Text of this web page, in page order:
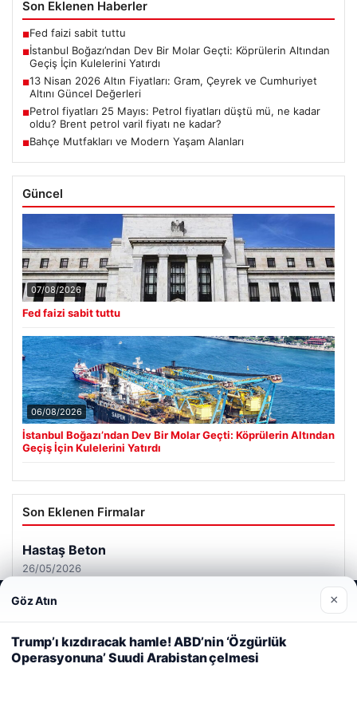
Son Eklenen Haberler
■Fed faizi sabit tuttu
■İstanbul Boğazı’ndan Dev Bir Molar Geçti: Köprülerin Altından
Geçiş İçin Kulelerini Yatırdı
■13 Nisan 2026 Altın Fiyatları: Gram, Çeyrek ve Cumhuriyet
Altını Güncel Değerleri
■Petrol fiyatları 25 Mayıs: Petrol fiyatları düştü mü, ne kadar
oldu? Brent petrol varil fiyatı ne kadar?
■Bahçe Mutfakları ve Modern Yaşam Alanları
Güncel
07/08/2026
Fed faizi sabit tuttu
06/08/2026
İstanbul Boğazı’ndan Dev Bir Molar Geçti: Köprülerin Altından
Geçiş İçin Kulelerini Yatırdı
Son Eklenen Firmalar
Hastaş Beton
26/05/2026
Web sitemizi nasıl kullandığınızı daha iyi anlayabilmek,
deneyiminizi kişiselleştirmek ve geliştirmek amacıyla çerezler
kullanıyoruz.
Çerez Politikamız
Reddet Kabul Et
Göz Atın ×
Trump’ı kızdıracak hamle! ABD’nin ‘Özgürlük
Operasyonuna’ Suudi Arabistan çelmesi